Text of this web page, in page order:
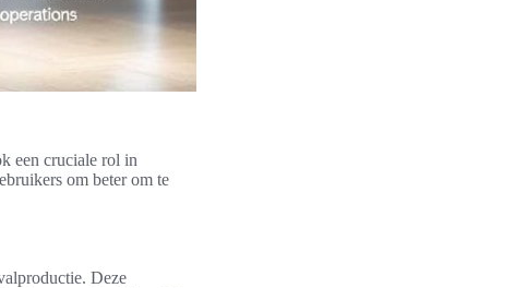
een cruciale rol in
om beter om te
Deze